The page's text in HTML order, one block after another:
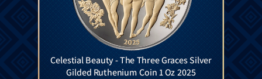
Celestial Beauty - The Three Graces Silver
Gilded Ruthenium Coin 1 Oz 2025